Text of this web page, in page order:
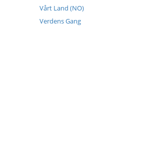
Vårt Land (NO)
Verdens Gang